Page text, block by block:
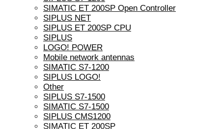
SIMATIC ET 200SP Open Controller
SIPLUS NET
SIPLUS ET 200SP CPU
SIPLUS
LOGO! POWER
Mobile network antennas
SIMATIC S7-1200
SIPLUS LOGO!
Other
SIPLUS S7-1500
SIMATIC S7-1500
SIPLUS CMS1200
SIMATIC ET 200SP